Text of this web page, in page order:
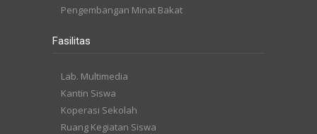
Pengembangan Minat Bakat
Fasilitas
Lab. Multimedia
Kantin Siswa
Koperasi Sekolah
Ruang Kegiatan Siswa